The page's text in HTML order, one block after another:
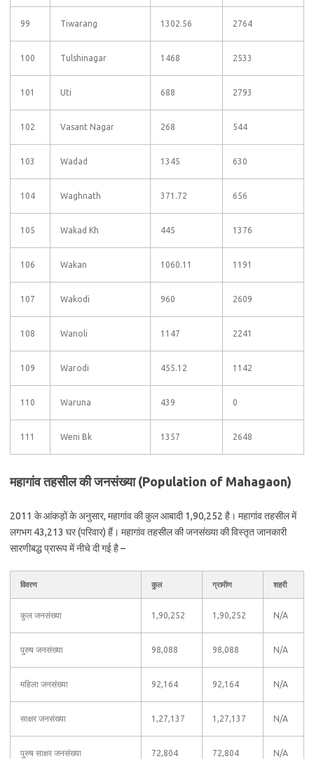
99 Tiwarang 1302.56 2764
100 Tulshinagar 1468 2533
101 Uti 688 2793
102 Vasant Nagar 268 544
103 Wadad 1345 630
104 Waghnath 371.72 656
105 Wakad Kh 445 1376
106 Wakan 1060.11 1191
107 Wakodi 960 2609
108 Wanoli 1147 2241
109 Warodi 455.12 1142
110 Waruna 439 0
111 Weni Bk 1357 2648
महागांव तहसील की जनसंख्या (Population of Mahagaon)
2011 के आंकड़ों के अनुसार, महागांव की कुल आबादी 1,90,252 है। महागांव तहसील में
लगभग 43,213 घर (परिवार) हैं। महागांव तहसील की जनसंख्या की विस्तृत जानकारी
सारणीबद्ध प्रारूप में नीचे दी गई है –
विवरण कुल ग्रामीण शहरी
कुल जनसंख्या 1,90,252 1,90,252 N/A
पुरुष जनसंख्या 98,088 98,088 N/A
महिला जनसंख्या 92,164 92,164 N/A
साक्षर जनसंख्या 1,27,137 1,27,137 N/A
पुरुष साक्षर जनसंख्या 72,804 72,804 N/A